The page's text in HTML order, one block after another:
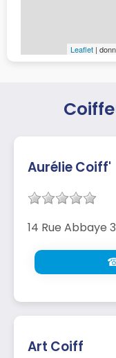
Leaflet |
Aurélie Coiff'
14 Rue Abbaye
Art Coiff